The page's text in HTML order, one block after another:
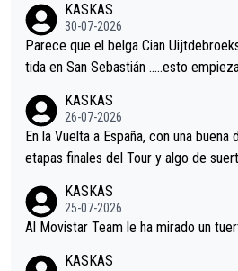
s.La única buena noticia es la mejoría
astian.Si en la Vuelta a Burgos sigue
er alguna sorpresa en la Vuelta.Ojalá.
KASKAS
30-07-2026
Parece que el belga Cian
tida en San Sebastián …..esto
KASKAS
26-07-2026
En la Vuelta a España, con una
etapas finales del Tour y algo de
KASKAS
25-07-2026
Al Movistar Team le ha mirado un
KASKAS